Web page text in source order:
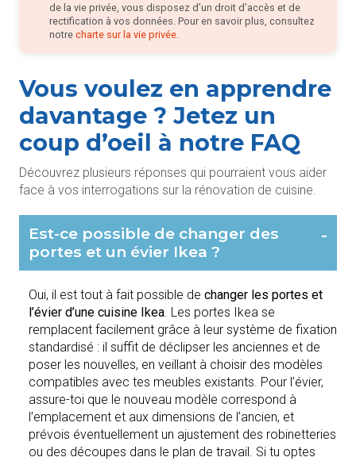
de la vie privée, vous disposez d’un droit d’accès et de
rectification à vos données. Pour en savoir plus, consultez
notre charte sur la vie privée.
Vous voulez en apprendre
davantage ? Jetez un
coup d’oeil à notre FAQ
Découvrez plusieurs réponses qui pourraient vous aider
face à vos interrogations sur la rénovation de cuisine.
Est-ce possible de changer des
portes et un évier Ikea ?
-
Oui, il est tout à fait possible de changer les portes et
l’évier d’une cuisine Ikea. Les portes Ikea se
remplacent facilement grâce à leur système de fixation
standardisé : il suffit de déclipser les anciennes et de
poser les nouvelles, en veillant à choisir des modèles
compatibles avec tes meubles existants. Pour l’évier,
assure-toi que le nouveau modèle correspond à
l’emplacement et aux dimensions de l’ancien, et
prévois éventuellement un ajustement des robinetteries
ou des découpes dans le plan de travail. Si tu optes